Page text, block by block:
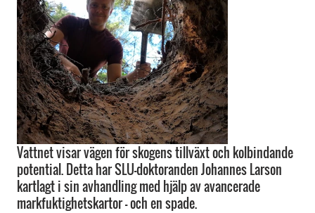
Vattnet visar vägen för skogens tillväxt och kolbindande
potential. Detta har SLU-doktoranden Johannes Larson
kartlagt i sin avhandling med hjälp av avancerade
markfuktighetskartor – och en spade.